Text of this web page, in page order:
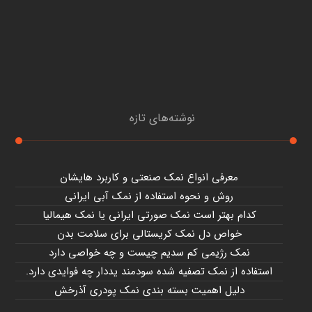
نوشته‌های تازه
معرفی انواع نمک صنعتی و کاربرد هایشان
روش و نحوه استفاده از نمک آبی ایرانی
کدام بهتر است نمک صورتی ایرانی یا نمک هیمالیا
خواص دل نمک کریستالی برای سلامت بدن
نمک رژیمی کم سدیم چیست و چه خواصی دارد
استفاده از نمک تصفیه شده سودمند یددار چه فوایدی دارد.
دلیل اهمیت بسته بندی نمک پودری آذرخش